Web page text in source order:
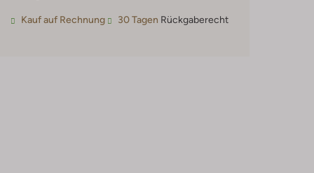
Kauf auf Rechnung 30 Tagen Rückgaberecht